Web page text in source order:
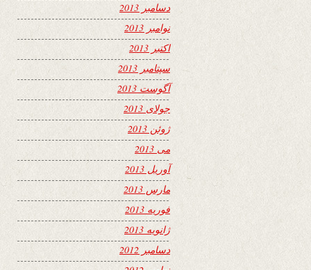
دسامبر 2013
نوامبر 2013
اکتبر 2013
سپتامبر 2013
آگوست 2013
جولای 2013
ژوئن 2013
می 2013
آوریل 2013
مارس 2013
فوریه 2013
ژانویه 2013
دسامبر 2012